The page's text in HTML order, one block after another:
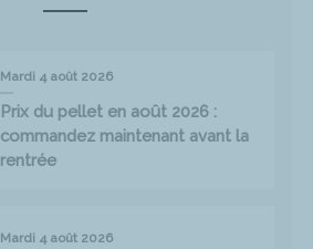
Mardi 4 août 2026
Prix du pellet en août 2026 :
commandez maintenant avant la
rentrée
Mardi 4 août 2026